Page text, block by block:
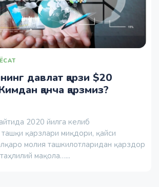
давлат қарзи $20
қанча қарзмиз?
2020 йилга келиб
қарзлари миқдори, қайси
молия ташкилотларидан қарздор
мақола…...